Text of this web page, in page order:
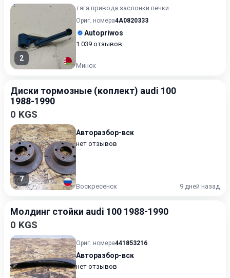
2
тяга привода заслонки печки
Ориг. номера4A0820333
Autopriwos
1 039 отзывов
Минск
Диски тормозные (коплект) audi 100
1988-1990
0 KGS
7
Авторазбор-вск
нет отзывов
Воскресенск 9 дней назад
Молдинг стойки audi 100 1988-1990
0 KGS
Ориг. номера441853216
Авторазбор-вск
нет отзывов